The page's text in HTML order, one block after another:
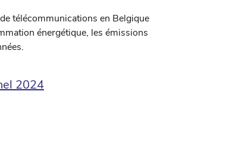
télécommunications en Belgique
énergétique, les émissions
2024